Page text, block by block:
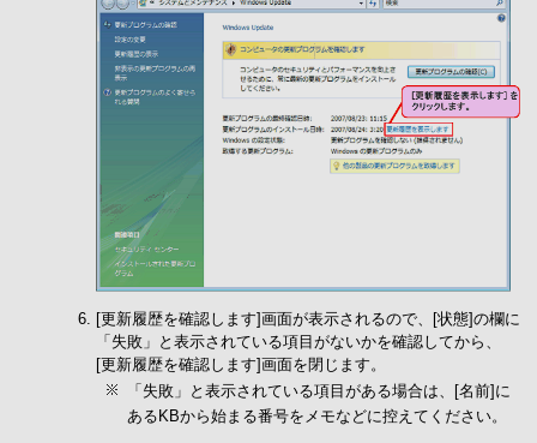
[更新履歴を確認します]画面が表示されるので、[状態]の欄に
「失敗」と表示されている項目がないかを確認してから、
[更新履歴を確認します]画面を閉じます。
「失敗」と表示されている項目がある場合は、[名前]に
あるKBから始まる番号をメモなどに控えてください。